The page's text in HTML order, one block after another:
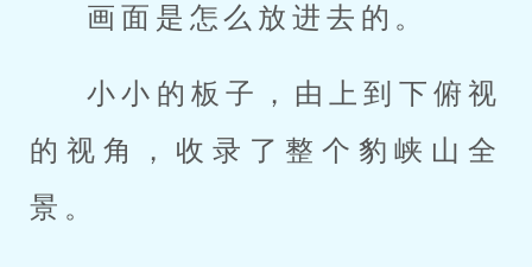
画面是怎么放进去的。
小小的板子，由上到下俯视
的视角，收录了整个豹峡山全
景。